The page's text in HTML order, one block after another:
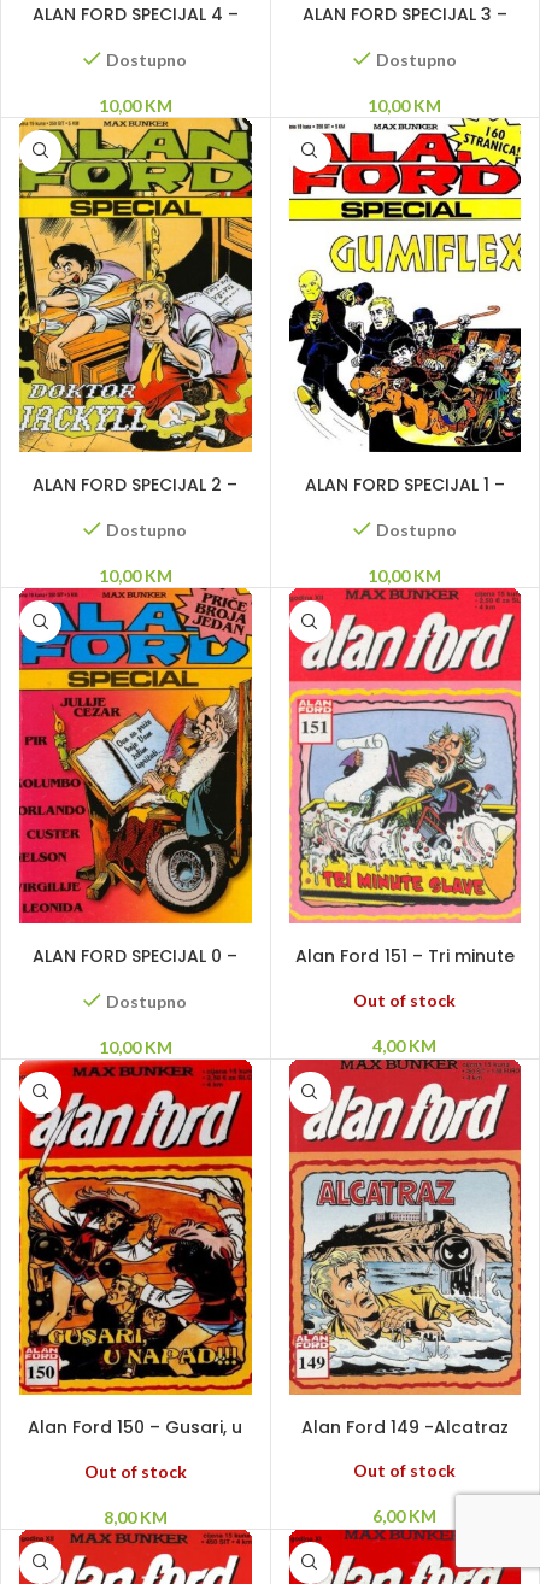
ALAN FORD SPECIJAL 4 –
Ikar, Horaciji i Kuraciji,
Lafitte, Neron
Dostupno
10,00KM
ALAN FORD SPECIJAL 3 –
Dostupno
10,00KM
ALAN FORD SPECIJAL 2 –
Dostupno
10,00KM
ALAN FORD SPECIJAL 1 –
Dostupno
10,00KM
ALAN FORD SPECIJAL 0 –
Orlando, Custer, Nelson,
Virgilije, Leonida
Dostupno
10,00KM
Alan Ford 151 – Tri minute
Out of stock
4,00KM
Alan Ford 150 – Gusari, u
Out of stock
8,00KM
Alan Ford 149 -Alcatraz
Out of stock
6,00KM